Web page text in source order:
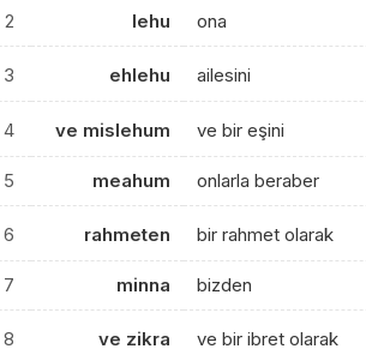
2 lehu ona
3 ehlehu ailesini
4 ve mislehum ve bir eşini
5 meahum onlarla beraber
6 rahmeten bir rahmet olarak
7 minna bizden
8 ve zikra ve bir ibret olarak